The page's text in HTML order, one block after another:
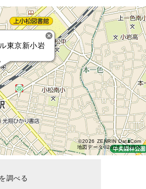
東京新小岩
©2026 ZENRIN DataCom
地図データ©2026 ZENRIN
調べる